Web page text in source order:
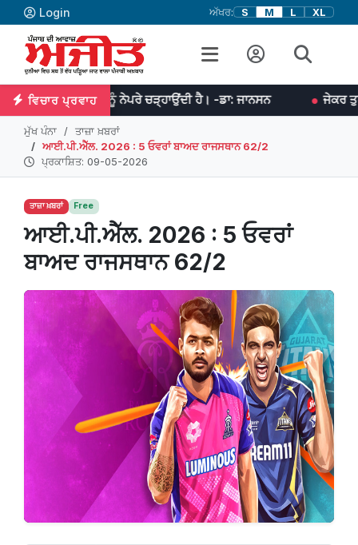
Login ਅੱਖਰ: S M L XL
ਵਿਚਾਰ ਪ੍ਰਵਾਹ
ਉਨ੍ਹਾਂ ਨੂੰ ਨੇਪਰੇ ਚੜ੍ਹਾਉਂਦੀ ਹੈ। -ਡਾ: ਜਾਨਸਨ ਜੇਕਰ ਤੁਹਾਡੇ ਵਿਚ ਏਕਾ
ਮੁੱਖ ਪੰਨਾ
ਤਾਜ਼ਾ ਖ਼ਬਰਾਂ
ਆਈ.ਪੀ.ਐੱਲ. 2026 : 5 ਓਵਰਾਂ ਬਾਅਦ ਰਾਜਸਥਾਨ 62/2
ਪ੍ਰਕਾਸ਼ਿਤ: 09-05-2026
ਤਾਜ਼ਾ ਖ਼ਬਰਾਂ Free
ਆਈ.ਪੀ.ਐੱਲ. 2026 : 5 ਓਵਰਾਂ
ਬਾਅਦ ਰਾਜਸਥਾਨ 62/2